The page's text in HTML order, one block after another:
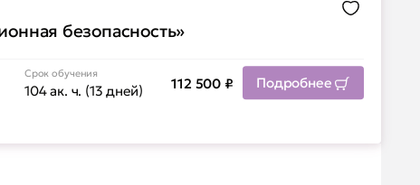
Добавить
безопасность»
Срок обучения
104 ак. ч. (13 дней) 112 500 ₽ Подробнее